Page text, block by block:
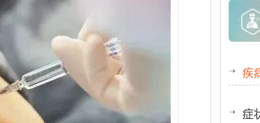
疾
症